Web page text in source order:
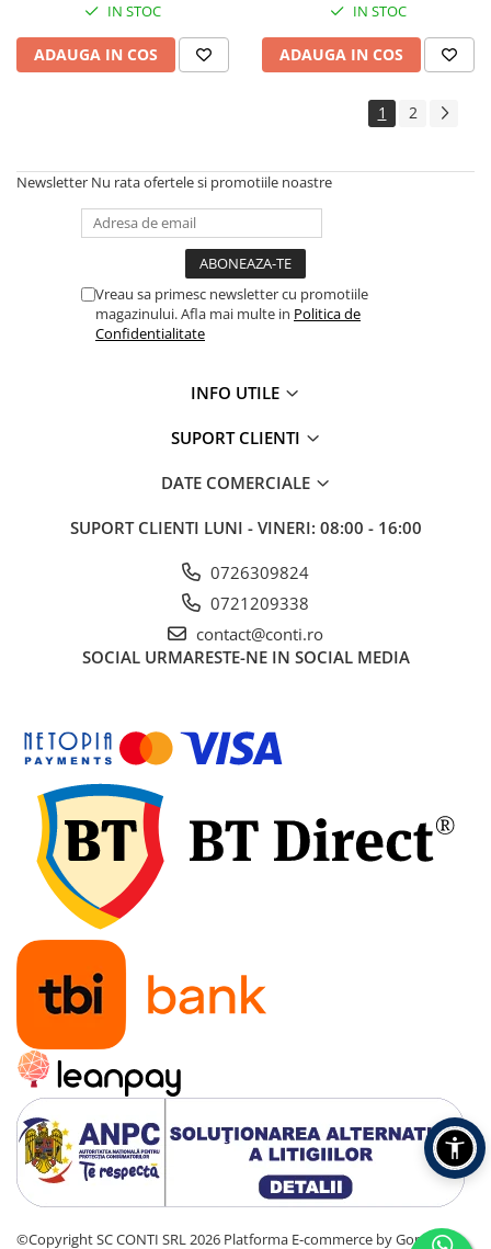
IN STOC
ADAUGA IN COS
IN STOC
ADAUGA IN COS
1 2
Newsletter Nu rata ofertele si promotiile noastre
Vreau sa primesc newsletter cu promotiile
magazinului. Afla mai multe in Politica de
Confidentialitate
INFO UTILE
SUPORT CLIENTI
DATE COMERCIALE
SUPORT CLIENTI LUNI - VINERI: 08:00 - 16:00
0726309824
0721209338
contact@conti.ro
SOCIAL URMARESTE-NE IN SOCIAL MEDIA
©Copyright SC CONTI SRL 2026 Platforma E-commerce by Gomag